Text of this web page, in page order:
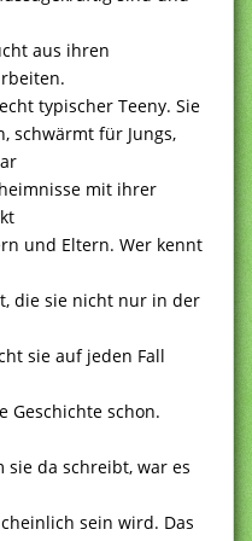
aus ihren
typischer Teeny. Sie
schwärmt für Jungs,
mit ihrer
und Eltern. Wer kennt
die sie nicht nur in der
sie auf jeden Fall
Geschichte schon.
sie da schreibt, war es
sein wird. Das